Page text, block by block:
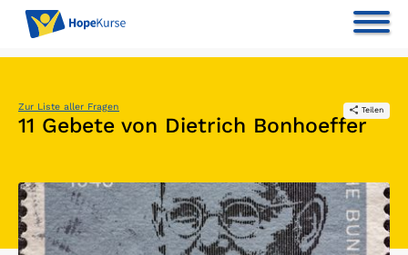
Zur Liste aller Fragen Teilen
11 Gebete von Dietrich Bonhoeffer